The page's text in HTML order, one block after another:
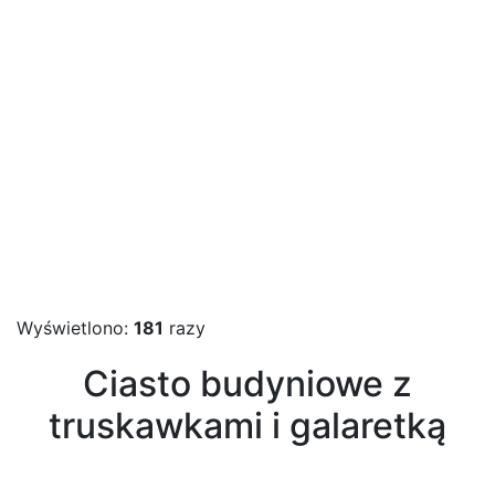
Wyświetlono: 181 razy
Ciasto budyniowe z
truskawkami i galaretką